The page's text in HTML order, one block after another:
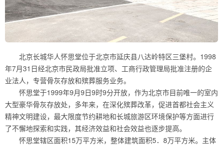
北京长城华人怀思堂位于北京市延庆县八达岭特区三堡村。1998
年7月31日经北京市民政局批准立项、工商行政管理局批准注册的企
业法人，专营骨灰存放和殡葬服务业务。
怀思堂于1999年9月9日9时9分开放，作为北京市目前唯一的室内
大型豪华骨灰存放处，多年来，在深化殡葬改革，促进首都社会主义
精神文明建设，最大限度节约耕地和长城旅游区环境保护等方面进行
了不懈地探索和实践，其经济效益和社会效益也逐步提高。
怀思堂辖区面积15万平方米，整体建筑面积5．8万平方米。主体